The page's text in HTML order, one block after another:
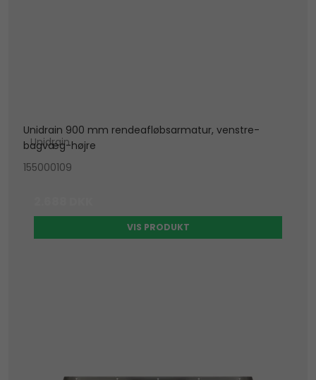
Unidrain 900 mm rendeafløbsarmatur, venstre-
bagvæg-højre
Unidrain
155000109
VIS PRODUKT